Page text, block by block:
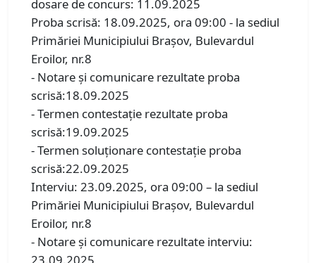
dosare de concurs: 11.09.2025
Proba scrisă: 18.09.2025, ora 09:00 - la sediul
Primăriei Municipiului Brașov, Bulevardul
Eroilor, nr.8
- Notare şi comunicare rezultate proba
scrisă:18.09.2025
- Termen contestaţie rezultate proba
scrisă:19.09.2025
- Termen soluţionare contestaţie proba
scrisă:22.09.2025
Interviu: 23.09.2025, ora 09:00 – la sediul
Primăriei Municipiului Brașov, Bulevardul
Eroilor, nr.8
- Notare şi comunicare rezultate interviu: